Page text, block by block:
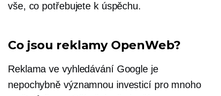
vše, co potřebujete k úspěchu.
Co jsou reklamy OpenWeb?
Reklama ve vyhledávání Google je
nepochybně významnou investicí pro mnoho